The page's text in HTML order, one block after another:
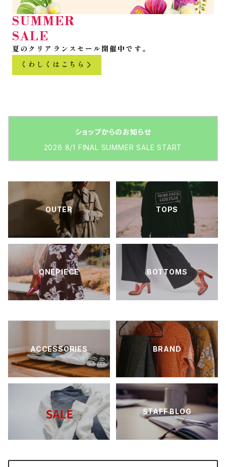
SUMMER
SALE
夏のクリアランスセール開催中です。
くわしくはこちら
ショップからのお知らせ
2026 8/1 FINAL SUMMER SALE START
OUTER TOPS
ONEPIECE BOTTOMS
ACCESSORIES BRAND
STAFF BLOG